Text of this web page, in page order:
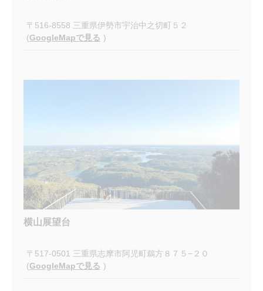
〒516-8558 三重県伊勢市宇治中之切町５２
(GoogleMapで見る )
横山展望台
〒517-0501 三重県志摩市阿児町鵜方８７５−２０
(GoogleMapで見る )